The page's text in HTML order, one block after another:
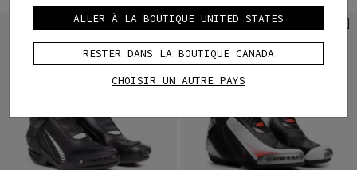
ALLER À LA BOUTIQUE UNITED STATES
RESTER DANS LA BOUTIQUE CANADA
CHOISIR UN AUTRE PAYS